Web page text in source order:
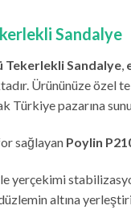
Sandalye
Tekerlekli Sandalye,
Ürününüze özel
Türkiye pazarına
sağlayan Poylin
yerçekimi
düzlemin altına